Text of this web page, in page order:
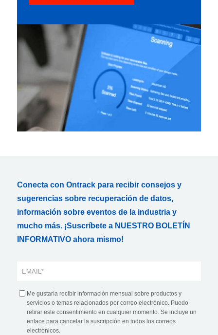
Conecta con Ontrack para recibir consejos y
sugerencias sobre recuperación de datos,
información sobre eventos de la industria y
mucho más. ¡Suscríbete a NUESTRO BOLETÍN
INFORMATIVO ahora mismo!
Me gustaría recibir información mensual sobre productos y
servicios o temas relacionados por correo electrónico. Puedo
retirar este consentimiento en cualquier momento. Se incluye un
enlace para cancelar la suscripción en todos los correos
electrónicos.